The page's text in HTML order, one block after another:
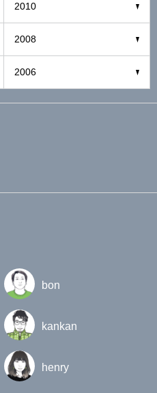
2010
2008
2006
bon
kankan
henry